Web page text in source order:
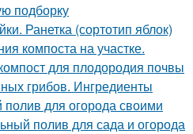
подборку
Ранетка (сортотип яблок)
компоста на участке.
для плодородия почвы
грибов. Ингредиенты
полив для огорода своими
полив для сада и огорода